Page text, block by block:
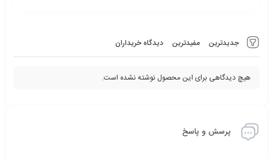
جدیدترین مفیدترین دیدگاه خریداران
هیچ دیدگاهی برای این محصول نوشته نشده است.
پرسش و پاسخ